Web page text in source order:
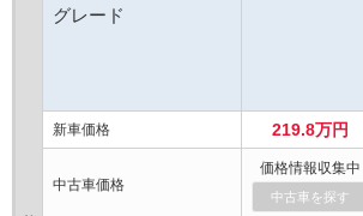
グレード
新車価格 219.8万円
中古車価格
価格情報収集中
中古車を探す